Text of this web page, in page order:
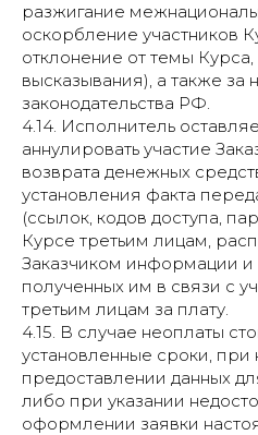
разжигание
оскорбление участников
отклонение от темы
высказывания), а также за
законодательства РФ.
4.14. Исполнитель
аннулировать участие
возврата денежных
установления факта
(ссылок, кодов доступа,
Курсе третьим лицам,
Заказчиком информации и
полученных им в связи с
третьим лицам за плату.
4.15. В случае неоплаты
установленные сроки,
предоставлении данных
либо при указании
оформлении заявки